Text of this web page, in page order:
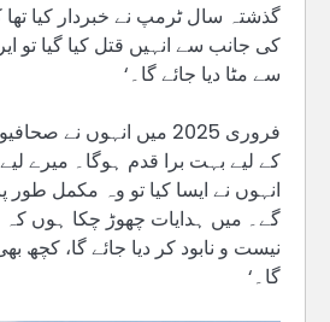
گذشتہ سال ٹرمپ نے خبردار کیا
کی جانب سے انہیں قتل کیا گیا تو
سے مٹا دیا جائے گا۔‘
فروری 2025 میں انہوں نے
کے لیے بہت برا قدم ہوگا۔ میرے لیے
انہوں نے ایسا کیا تو وہ مکمل طور
گے۔ میں ہدایات چھوڑ چکا ہوں کہ
نیست و نابود کر دیا جائے گا، کچھ
گا۔‘